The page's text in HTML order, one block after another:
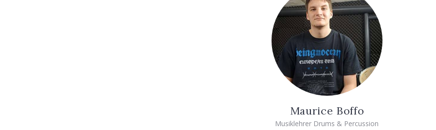
Maurice Boffo
Musiklehrer Drums & Percussion